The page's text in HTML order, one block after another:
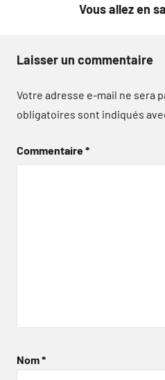
Vous allez en
Laisser un commentaire
Votre adresse e-mail ne sera
obligatoires sont indiqués
Commentaire*
Nom*